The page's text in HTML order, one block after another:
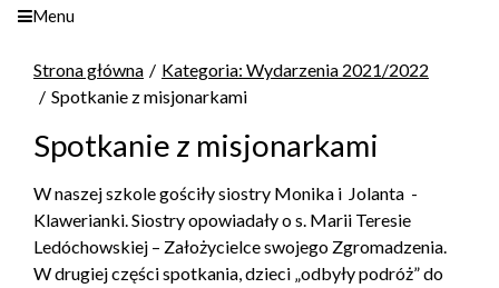
Menu
Strona główna
Kategoria: Wydarzenia 2021/2022
Spotkanie z misjonarkami
Spotkanie z misjonarkami
W naszej szkole gościły siostry Monika i Jolanta -
Klawerianki. Siostry opowiadały o s. Marii Teresie
Ledóchowskiej – Założycielce swojego Zgromadzenia.
W drugiej części spotkania, dzieci „odbyły podróż” do